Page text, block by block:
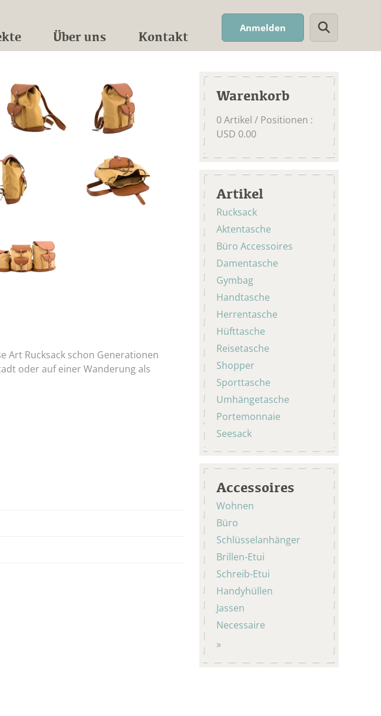
Über uns Kontakt
Anmelden Suchwort
Warenkorb
0Artikel / Positionen :
USD 0.00
Artikel
Rucksack
Aktentasche
Büro Accessoires
Damentasche
Gymbag
Handtasche
Herrentasche
Hüfttasche
Reisetasche
Shopper
Sporttasche
Umhängetasche
Portemonnaie
Seesack
Accessoires
Wohnen
Büro
Schlüsselanhänger
Brillen-Etui
Schreib-Etui
Handyhüllen
Jassen
Necessaire
Art Rucksack schon Generationen
oder auf einer Wanderung als